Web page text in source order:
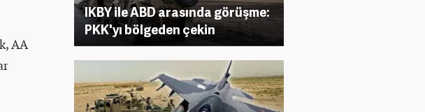
AA
IKBY ile ABD arasında görüşme:
PKK'yı bölgeden çekin